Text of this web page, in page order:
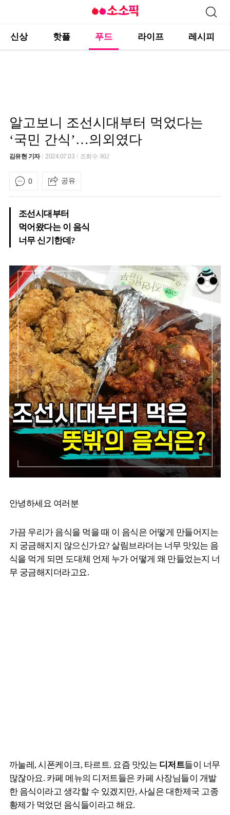
신상 핫플 푸드 라이프 레시피
알고보니 조선시대부터 먹었다는
‘국민 간식’…의외였다
김유현 기자 2024.07.03 조회수802
0 공유
조선시대부터
먹어왔다는 이 음식
너무 신기한데?
안녕하세요 여러분
가끔 우리가 음식을 먹을 때 이 음식은 어떻게 만들어지는
지 궁금해지지 않으신가요? 살림브라더는 너무 맛있는 음
식을 먹게 되면 도대체 언제 누가 어떻게 왜 만들었는지 너
무 궁금해지더라고요.
까눌레, 시폰케이크, 타르트. 요즘 맛있는 디저트들이 너무
많잖아요. 카페 메뉴의 디저트들은 카페 사장님들이 개발
한 음식이라고 생각할 수 있겠지만, 사실은 대한제국 고종
황제가 먹었던 음식들이라고 해요.